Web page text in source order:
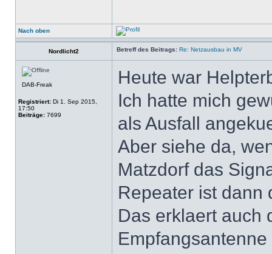
Nach oben
Nordlicht2 Betreff des Beitrags: Re: Netzausbau in MV
DAB-Freak
Registriert: Di 1. Sep 2015,
17:50
Beiträge: 7699
Heute war
Ich hatte mich
als Ausfall
Aber siehe da,
Matzdorf das
Repeater ist dann
Das erklaert auch